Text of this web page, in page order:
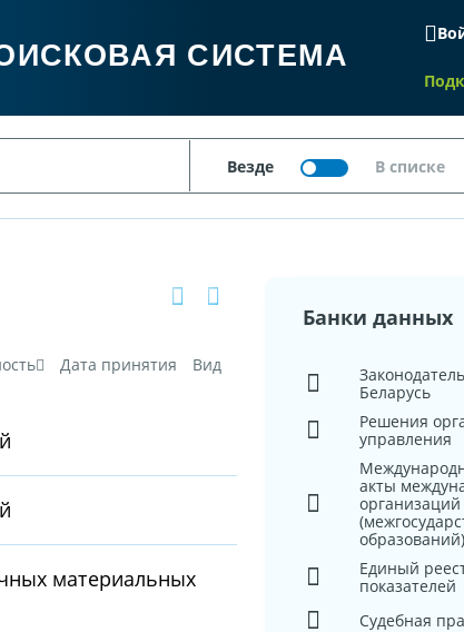
СИСТЕМА
Дата принятия
Вид
материальных
Банки данных
Беларусь
Решения
управления
акты
организаций
образований)
Единый
показателей
Судебная